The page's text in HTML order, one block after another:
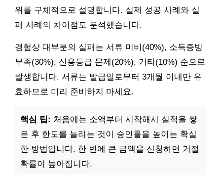
위를 구체적으로 설명합니다. 실제 성공 사례와 실
패 사례의 차이점도 분석했습니다.
경험상 대부분의 실패는 서류 미비(40%), 소득증빙
부족(30%), 신용등급 문제(20%), 기타(10%) 순으로
발생합니다. 서류는 발급일로부터 3개월 이내만 유
효하므로 미리 준비하지 마세요.
핵심 팁: 처음에는 소액부터 시작해서 실적을 쌓
은 후 한도를 늘리는 것이 승인률을 높이는 확실
한 방법입니다. 한 번에 큰 금액을 신청하면 거절
확률이 높아집니다.